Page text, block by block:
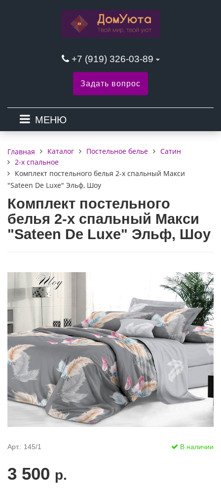
+7 (919) 326-03-89
Задать вопрос
МЕНЮ
Главная Каталог Постельное белье
Сатин
2-х спальное
Комплект постельного белья 2-х спальный Макси
"Sateen De Luxe" Эльф, Шоу
Комплект постельного
белья 2-х спальный Макси
"Sateen De Luxe" Эльф, Шоу
Арт.: 145/1 В наличии
3 500 р.